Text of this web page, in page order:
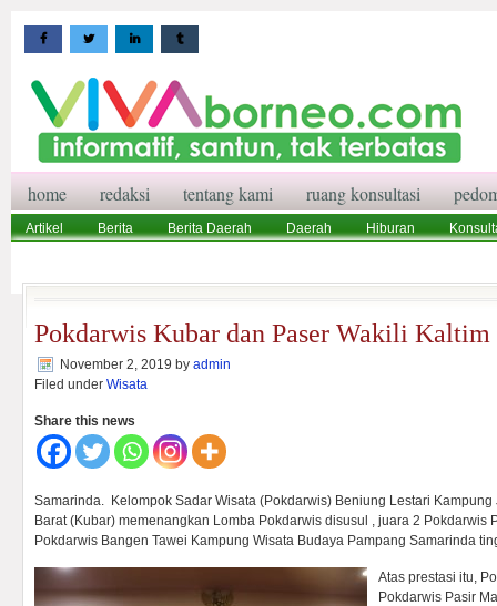
home redaksi tentang kami ruang konsultasi
Artikel Berita Berita Daerah Daerah Hiburan
Pokdarwis Kubar dan Paser Wakili Kaltim
November 2, 2019 by admin
Filed under Wisata
Share this news
Samarinda. Kelompok Sadar Wisata (Pokdarwis) Beniung Lestari Kampung
Barat (Kubar) memenangkan Lomba Pokdarwis disusul , juara 2 Pokdarwis
Pokdarwis Bangen Tawei Kampung Wisata Budaya Pampang Samarinda
Atas prestasi itu,
Pokdarwis Pasir